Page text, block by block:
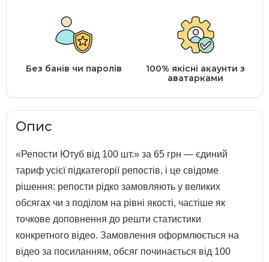
Без банів чи паролів
100% якісні акаунти з
аватарками
Опис
«Репости Ютуб від 100 шт.» за 65 грн — єдиний
тариф усієї підкатегорії репостів, і це свідоме
рішення: репости рідко замовляють у великих
обсягах чи з поділом на рівні якості, частіше як
точкове доповнення до решти статистики
конкретного відео. Замовлення оформлюється на
відео за посиланням, обсяг починається від 100